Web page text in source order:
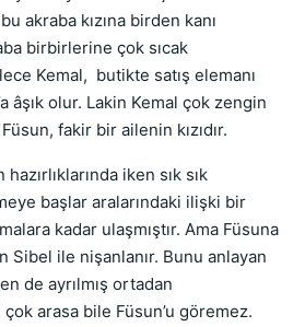
akraba kızına birden kanı
birbirlerine çok sıcak
Kemal, butikte satış elemanı
âşık olur. Lakin Kemal çok zengin
fakir bir ailenin kızıdır.
iken sık sık
başlar aralarındaki ilişki bir
kadar ulaşmıştır. Ama Füsuna
Sibel ile nişanlanır. Bunu anlayan
de ayrılmış ortadan
arasa bile Füsun’u göremez.